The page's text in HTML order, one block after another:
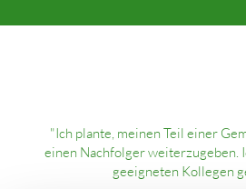
"Ich plante, meinen Teil einer
einen Nachfolger weiterzugeben.
geeigneten Kollegen